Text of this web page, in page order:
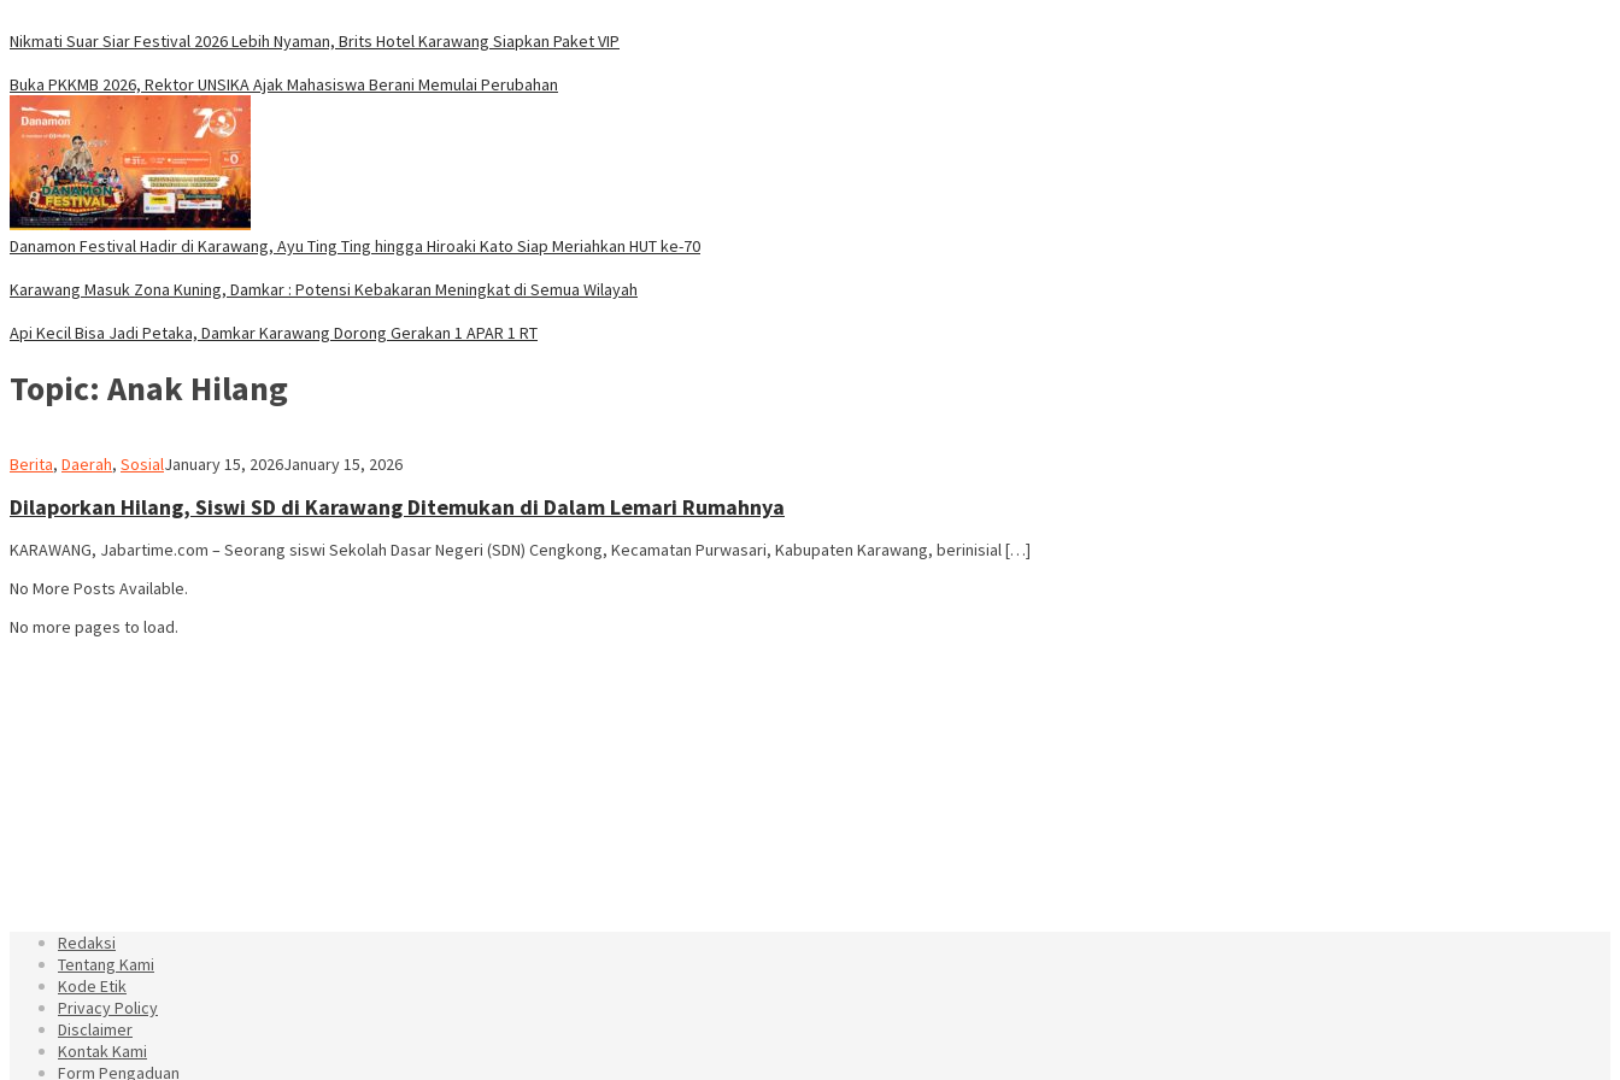
Nikmati Suar Siar Festival 2026 Lebih Nyaman, Brits Hotel Karawang Siapkan Paket VIP
Buka PKKMB 2026, Rektor UNSIKA Ajak Mahasiswa Berani Memulai Perubahan
Danamon Festival Hadir di Karawang, Ayu Ting Ting hingga Hiroaki Kato Siap Meriahkan HUT ke-70
Karawang Masuk Zona Kuning, Damkar : Potensi Kebakaran Meningkat di Semua Wilayah
Api Kecil Bisa Jadi Petaka, Damkar Karawang Dorong Gerakan 1 APAR 1 RT
Topic: Anak Hilang
Berita, Daerah, Sosialadmin
January 15, 2026January 15, 2026
Dilaporkan Hilang, Siswi SD di Karawang Ditemukan di Dalam Lemari Rumahnya
KARAWANG, Jabartime.com – Seorang siswi Sekolah Dasar Negeri (SDN) Cengkong, Kecamatan Purwasari, Kabupaten Karawang, berinisial […]
No More Posts Available.
No more pages to load.
Redaksi
Tentang Kami
Kode Etik
Privacy Policy
Disclaimer
Kontak Kami
Form Pengaduan